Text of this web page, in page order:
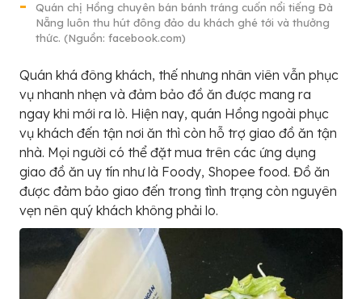
Quán chị Hồng chuyên bán bánh tráng cuốn nổi tiếng Đà
Nẵng luôn thu hút đông đảo du khách ghé tới và thưởng
thức. (Nguồn: facebook.com)
Quán khá đông khách, thế nhưng nhân viên vẫn phục
vụ nhanh nhẹn và đảm bảo đồ ăn được mang ra
ngay khi mới ra lò. Hiện nay, quán Hồng ngoài phục
vụ khách đến tận nơi ăn thì còn hỗ trợ giao đồ ăn tận
nhà. Mọi người có thể đặt mua trên các ứng dụng
giao đồ ăn uy tín như là Foody, Shopee food. Đồ ăn
được đảm bảo giao đến trong tình trạng còn nguyên
vẹn nên quý khách không phải lo.